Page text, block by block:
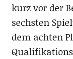
kurz vor der
sechsten
dem achten